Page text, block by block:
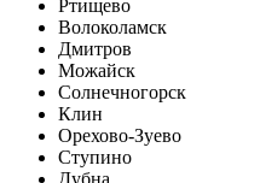
Ртищево
Волоколамск
Дмитров
Можайск
Солнечногорск
Клин
Орехово-Зуево
Ступино